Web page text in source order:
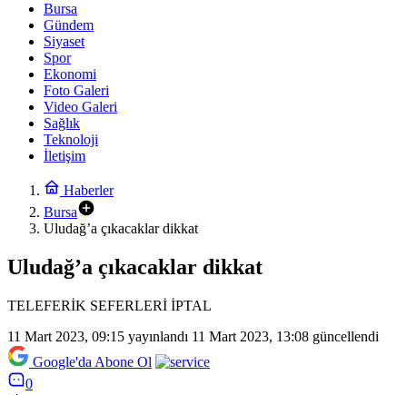
Bursa
Gündem
Siyaset
Spor
Ekonomi
Foto Galeri
Video Galeri
Sağlık
Teknoloji
İletişim
Haberler
Bursa
Uludağ’a çıkacaklar dikkat
Uludağ’a çıkacaklar dikkat
TELEFERİK SEFERLERİ İPTAL
11 Mart 2023, 09:15 yayınlandı 11 Mart 2023, 13:08 güncellendi
Google'da Abone Ol
0